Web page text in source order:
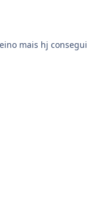
mais hj consegui